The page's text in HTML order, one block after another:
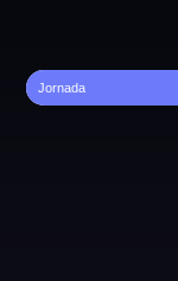
Jornada